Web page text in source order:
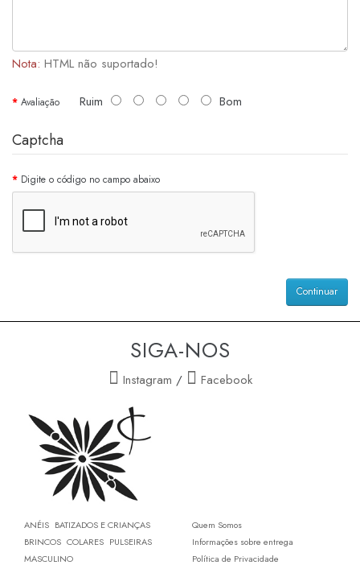
Nota: HTML não suportado!
Avaliação Ruim Bom
Captcha
Digite o código no campo abaixo
Continuar
SIGA-NOS
Instagram / Facebook
ANÉIS BATIZADOS E CRIANÇAS
BRINCOS COLARES PULSEIRAS
MASCULINO
Quem Somos
Informações sobre entrega
Política de Privacidade